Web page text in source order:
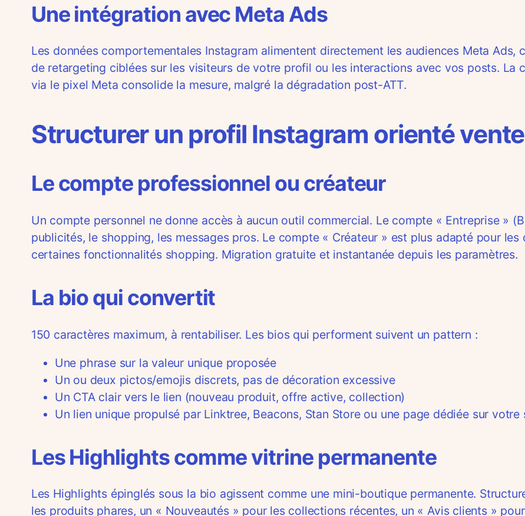
Une intégration avec Meta Ads
Les données comportementales Instagram alimentent directement les audiences Meta Ads,
de retargeting ciblées sur les visiteurs de votre profil ou les interactions avec vos posts. La
via le pixel Meta consolide la mesure, malgré la dégradation post-ATT.
Structurer un profil Instagram orienté vente
Le compte professionnel ou créateur
Un compte personnel ne donne accès à aucun outil commercial. Le compte « Entreprise »
publicités, le shopping, les messages pros. Le compte « Créateur » est plus adapté pour
certaines fonctionnalités shopping. Migration gratuite et instantanée depuis les paramètres.
La bio qui convertit
150 caractères maximum, à rentabiliser. Les bios qui performent suivent un pattern :
Une phrase sur la valeur unique proposée
Un ou deux pictos/emojis discrets, pas de décoration excessive
Un CTA clair vers le lien (nouveau produit, offre active, collection)
Un lien unique propulsé par Linktree, Beacons, Stan Store ou une page dédiée sur votre
Les Highlights comme vitrine permanente
Les Highlights épinglés sous la bio agissent comme une mini-boutique permanente.
les produits phares, un « Nouveautés » pour les collections récentes, un « Avis clients »